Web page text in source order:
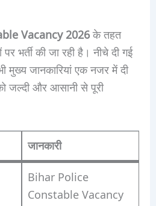
Vacancy 2026के तहत
पर भर्ती की जा रही है। नीचे दी गई
मुख्य जानकारियां एक नजर में दी
जल्दी और आसानी से पूरी
जानकारी
Bihar Police
Constable Vacancy